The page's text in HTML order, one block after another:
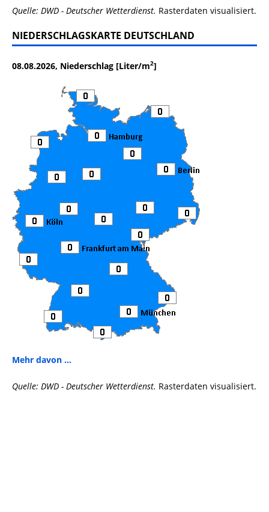
Quelle: DWD - Deutscher Wetterdienst. Rasterdaten visualisiert.
NIEDERSCHLAGSKARTE DEUTSCHLAND
08.08.2026, Niederschlag [Liter/m2]
Mehr davon ...
Quelle: DWD - Deutscher Wetterdienst. Rasterdaten visualisiert.